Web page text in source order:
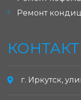
Ремонт
г. Иркутск,